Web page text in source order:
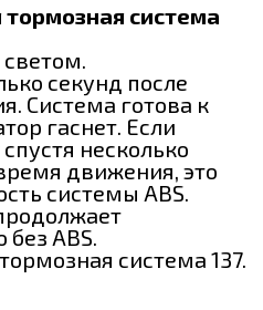
система
секунд после
Система готова к
гаснет. Если
несколько
движения, это
системы АBS.
АBS.
система 137.